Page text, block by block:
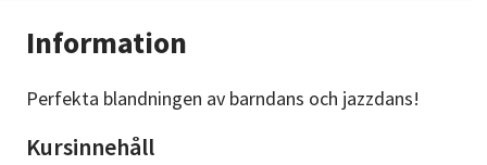
Information
Perfekta blandningen av barndans och jazzdans!
Kursinnehåll